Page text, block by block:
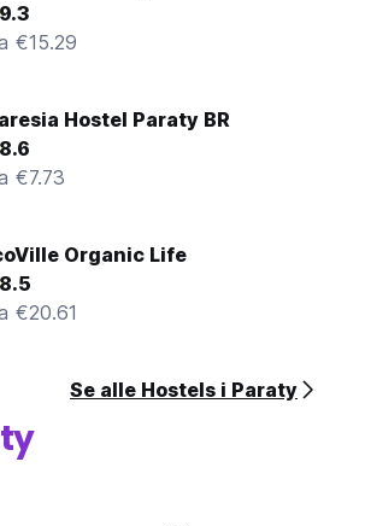
9.3
€15.29
Hostel Paraty BR
8.6
€7.73
Organic Life
8.5
€20.61
Se alle Hostels i Paraty